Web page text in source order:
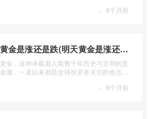
· 8个月前
黄金是涨还是跌(明天黄金是涨还是跌)
黄金，这种承载着人类数千年历史与文明的贵
金属，一直以来都是全球投资者关注的焦点。
· 8个月前